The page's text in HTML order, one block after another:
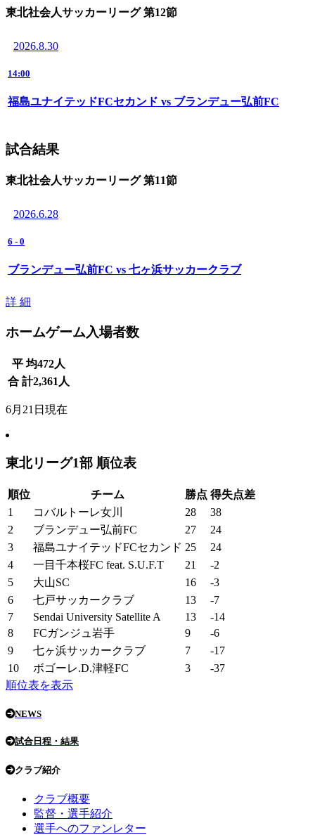
東北社会人サッカーリーグ 第12節
2026.8.30
14:00
福島ユナイテッドFCセカンド vs ブランデュー弘前FC
試合結果
東北社会人サッカーリーグ 第11節
2026.6.28
6 - 0
ブランデュー弘前FC vs 七ヶ浜サッカークラブ
詳 細
ホームゲーム入場者数
平 均472人
合 計2,361 人
6月21日現在
東北リーグ1部 順位表
順位 チーム 勝点 得失点差
1
コバルトーレ女川 28
38
2
ブランデュー弘前FC 27
24
3
福島ユナイテッドFCセカンド 25
24
4
一目千本桜FC feat. S.U.F.T 21
-2
5
大山SC 16
-3
6
七戸サッカークラブ 13
-7
7
Sendai University Satellite A 13
-14
8
FCガンジュ岩手 9
-6
9
七ヶ浜サッカークラブ 7
-17
10
ボゴーレ.D.津軽FC 3
-37
順位表を表示
NEWS
試合日程・結果
クラブ紹介
クラブ概要
監督・選手紹介
選手へのファンレター